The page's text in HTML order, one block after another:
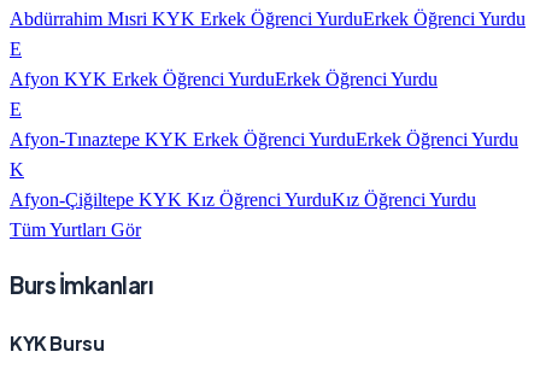
Abdürrahim Mısri KYK Erkek Öğrenci YurduErkek Öğrenci Yurdu
E
Afyon KYK Erkek Öğrenci YurduErkek Öğrenci Yurdu
E
Afyon-Tınaztepe KYK Erkek Öğrenci YurduErkek Öğrenci Yurdu
K
Afyon-Çiğiltepe KYK Kız Öğrenci YurduKız Öğrenci Yurdu
Tüm Yurtları Gör
Burs İmkanları
KYK Bursu